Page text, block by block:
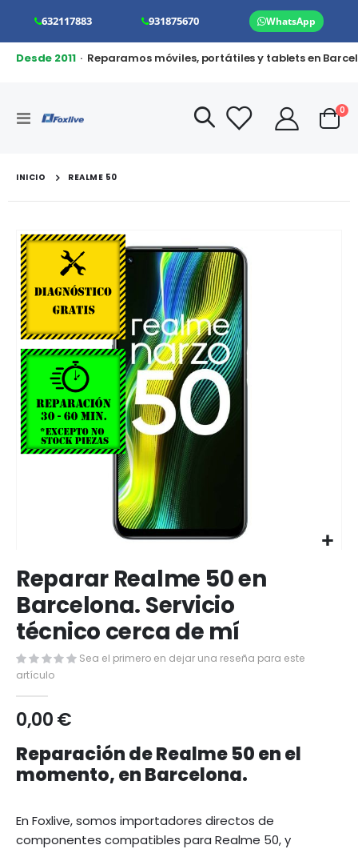
632117883 931875670 WhatsApp
Desde 2011· Reparamos móviles, portátiles y tablets en
Toggle
Cart
0
INICIO REALME 50
Saltar
al
final
de
la
galería
de
imágenes
al
comienzo
de
la
galería
de
imágenes
Reparar Realme 50 en
Barcelona. Servicio
técnico cerca de mí
Sea el primero en dejar una reseña para este
artículo
0,00 €
Reparación de Realme 50 en el
momento, en Barcelona.
En Foxlive, somos importadores directos de
componentes compatibles para Realme 50, y